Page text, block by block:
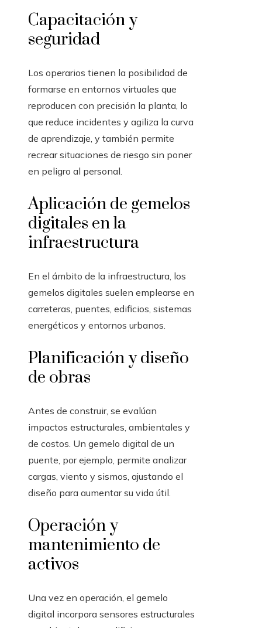
Capacitación y
seguridad
Los operarios tienen la posibilidad de
formarse en entornos virtuales que
reproducen con precisión la planta, lo
que reduce incidentes y agiliza la curva
de aprendizaje, y también permite
recrear situaciones de riesgo sin poner
en peligro al personal.
Aplicación de gemelos
digitales en la
infraestructura
En el ámbito de la infraestructura, los
gemelos digitales suelen emplearse en
carreteras, puentes, edificios, sistemas
energéticos y entornos urbanos.
Planificación y diseño
de obras
Antes de construir, se evalúan
impactos estructurales, ambientales y
de costos. Un gemelo digital de un
puente, por ejemplo, permite analizar
cargas, viento y sismos, ajustando el
diseño para aumentar su vida útil.
Operación y
mantenimiento de
activos
Una vez en operación, el gemelo
digital incorpora sensores estructurales